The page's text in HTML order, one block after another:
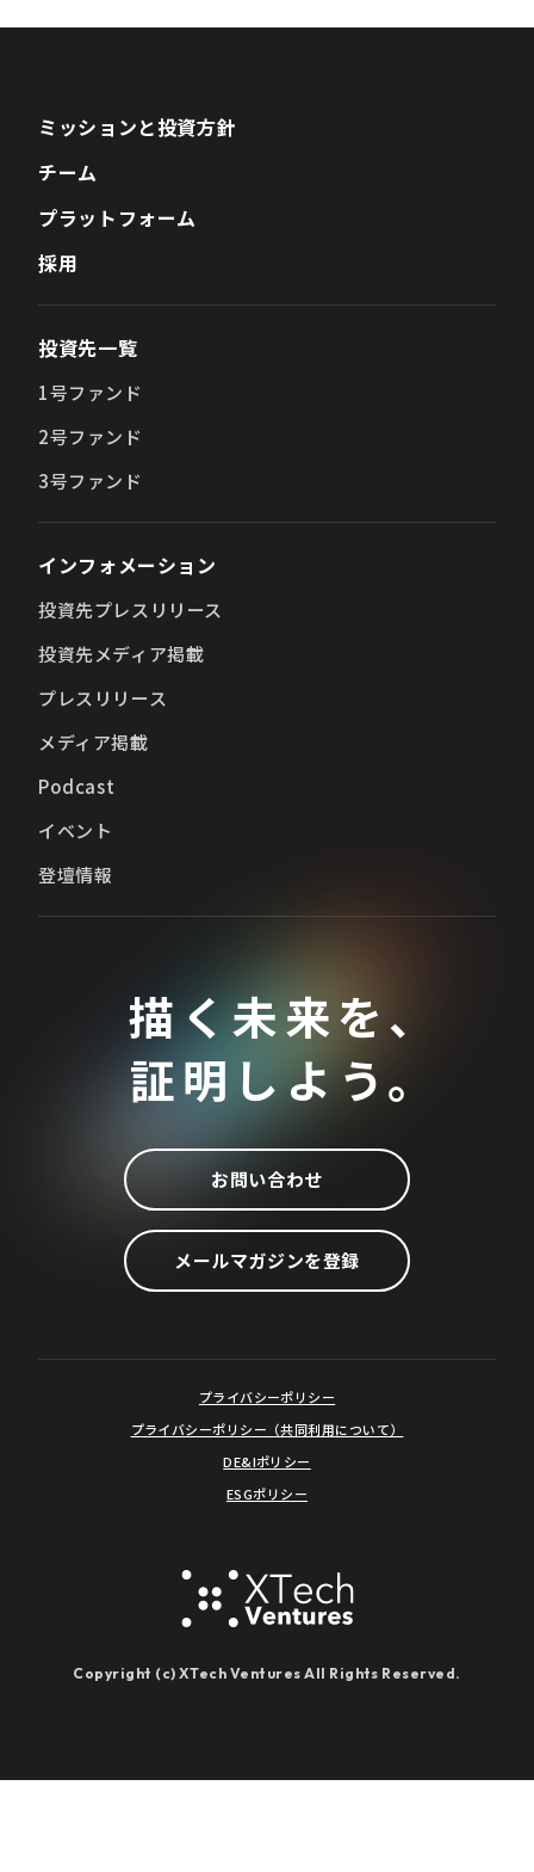
ミッションと投資方針
チーム
プラットフォーム
採用
投資先一覧
1号ファンド
2号ファンド
3号ファンド
インフォメーション
投資先プレスリリース
投資先メディア掲載
プレスリリース
メディア掲載
Podcast
イベント
登壇情報
描く未来を、
証明しよう。
お問い合わせ
メールマガジンを登録
プライバシーポリシー
プライバシーポリシー（共同利用について）
DE&Iポリシー
ESGポリシー
Copyright (c) XTech Ventures All Rights Reserved.